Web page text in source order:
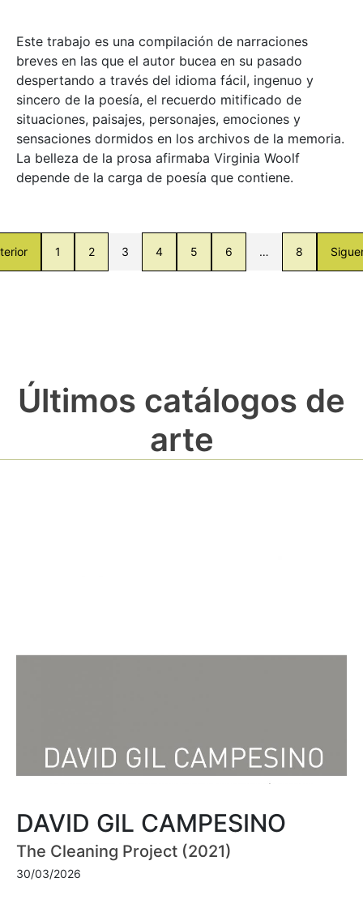
Este trabajo es una compilación de narraciones
breves en las que el autor bucea en su pasado
despertando a través del idioma fácil, ingenuo y
sincero de la poesía, el recuerdo mitificado de
situaciones, paisajes, personajes, emociones y
sensaciones dormidos en los archivos de la memoria.
La belleza de la prosa afirmaba Virginia Woolf
depende de la carga de poesía que contiene.
1 2 3 4 5 6 … 8
Últimos catálogos de
arte
DAVID GIL CAMPESINO
The Cleaning Project (2021)
30/03/2026